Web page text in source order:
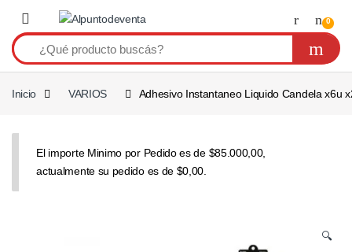
Saltar a navegación
0
Inicio VARIOS Adhesivo Instantaneo Liquido Candela x6u
El importe Minimo por Pedido es de $85.000,00,
actualmente su pedido es de $0,00.
🔍